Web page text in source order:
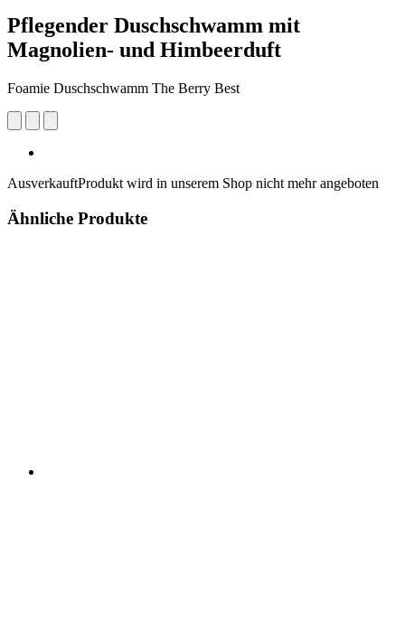
Pflegender Duschschwamm mit
Magnolien- und Himbeerduft
Foamie Duschschwamm The Berry Best
AusverkauftProdukt wird in unserem Shop nicht mehr angeboten
Ähnliche Produkte